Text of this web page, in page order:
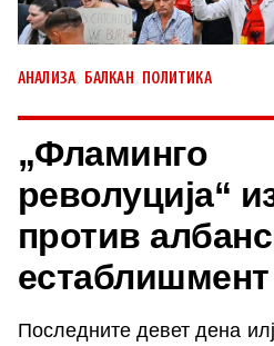
АНАЛИЗА БАЛКАН ПОЛИТИКА
„Фламинго
револуција“
против
естаблишмент
Последните девет дена